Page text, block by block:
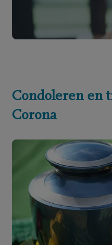
Condoleren en
Corona